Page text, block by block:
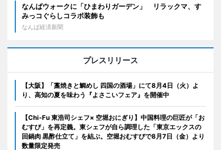
なんばウォークに「ひまわりガーデン」 リラックマ、す
みっコぐらしコラボ装飾も
なんば経済新聞
プレスリリース
【大阪】「藁焼きと鯛めし 四国の酒場」にて8月4日（火）よ
り、高知の夏を味わう『よさこいフェア』を開催中
【Chi-Fu 東浩司シェフ× 空堀おにぎり】中国料理の巨匠が「お
むすび」を再定義。東シェフが自ら調理した「東京エックスの
回鍋肉 黒酢仕立て」を結ぶ。空堀おむすびで8月7日（金）より
数量限定発売